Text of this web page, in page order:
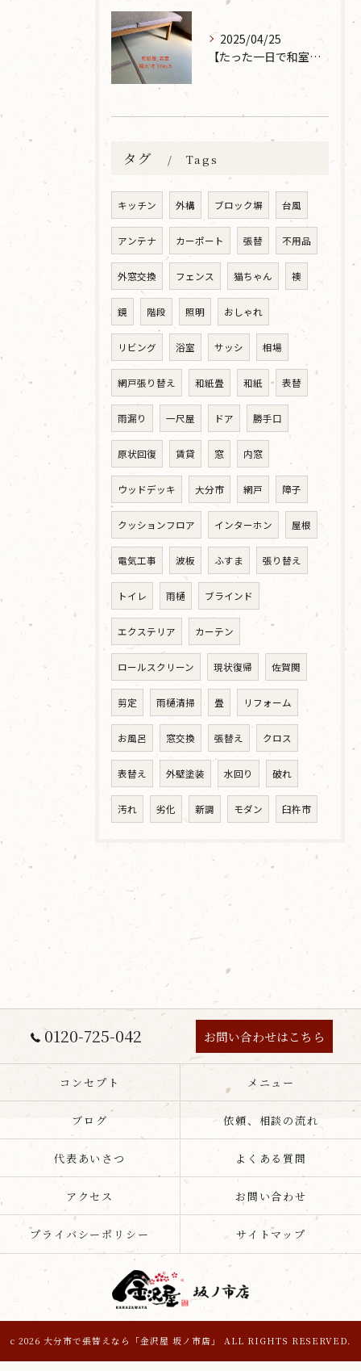
2025/04/25
【たった一日で和室が生まれ変わった話】畳の表替えなら 張替本舗 金沢屋 坂ノ市店へ
タグ Tags
キッチン 外構 ブロック塀 台風
アンテナ カーポート 張替 不用品
外窓交換 フェンス 猫ちゃん 襖
鏡 階段 照明 おしゃれ
リビング 浴室 サッシ 相場
網戸張り替え 和紙畳 和紙 表替
雨漏り 一尺屋 ドア 勝手口
原状回復 賃貸 窓 内窓
ウッドデッキ 大分市 網戸 障子
クッションフロア インターホン 屋根
電気工事 波板 ふすま 張り替え
トイレ 雨樋 ブラインド
エクステリア カーテン
ロールスクリーン 現状復帰 佐賀関
剪定 雨樋清掃 畳 リフォーム
お風呂 窓交換 張替え クロス
表替え 外壁塗装 水回り 破れ
汚れ 劣化 新調 モダン 臼杵市
0120-725-042 お問い合わせはこちら
コンセプト メニュー
ブログ 依頼、相談の流れ
代表あいさつ よくある質問
アクセス お問い合わせ
プライバシーポリシー サイトマップ
c 2026 大分市で張替えなら「金沢屋 坂ノ市店」 ALL RIGHTS RESERVED.